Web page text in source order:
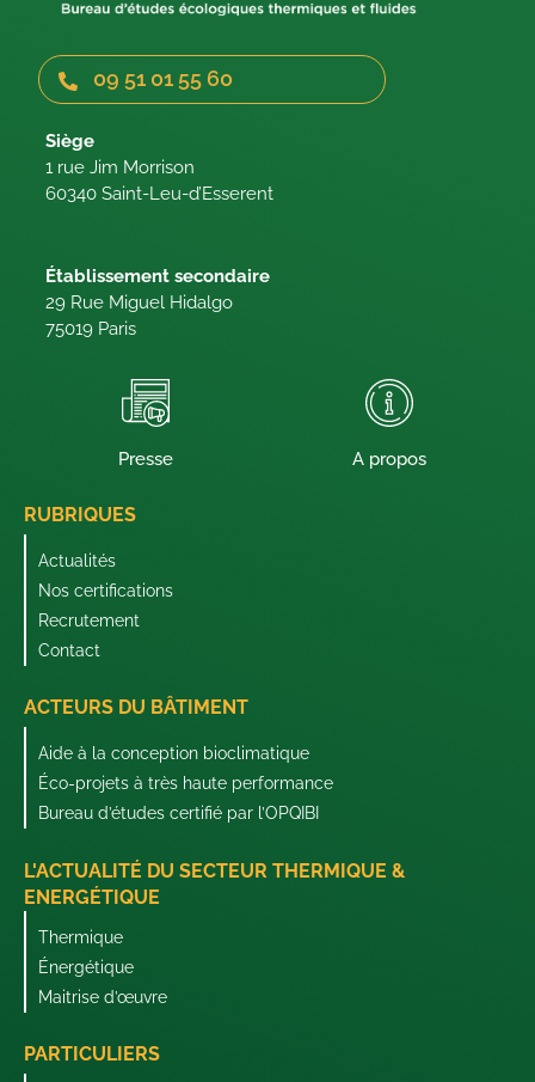
09 51 01 55 60
Siège
1 rue Jim Morrison
60340 Saint-Leu-d’Esserent
Établissement secondaire
29 Rue Miguel Hidalgo
75019 Paris
Presse A propos
RUBRIQUES
Actualités
Nos certifications
Recrutement
Contact
ACTEURS DU BÂTIMENT
Aide à la conception bioclimatique
Éco-projets à très haute performance
Bureau d’études certifié par l’OPQIBI
L'ACTUALITÉ DU SECTEUR THERMIQUE &
ENERGÉTIQUE
Thermique
Énergétique
Maitrise d’œuvre
PARTICULIERS